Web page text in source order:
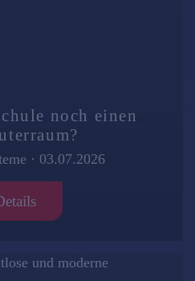
noch einen
· 03.07.2026